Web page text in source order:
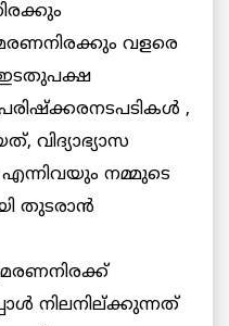
വളരെ
ഇടതുപക്ഷ
,
വിദ്യാഭ്യാസ
നമ്മുടെ
തുടരാന്‍
നിലനില്ക്കുന്നത്